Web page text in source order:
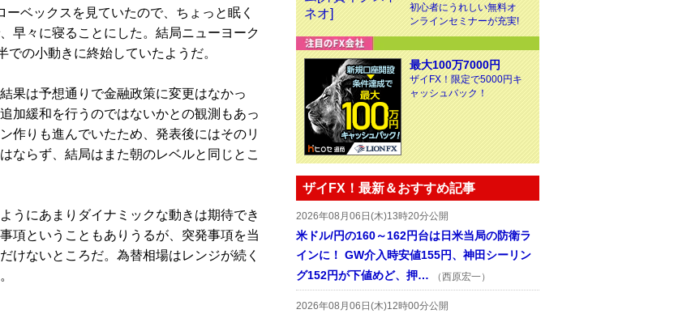
ベックスを見ていたので、ちょっと眠く
早々に寝ることにした。結局ニューヨーク
の小動きに終始していたようだ。
果は予想通りで金融政策に変更はなかっ
加緩和を行うのではないかとの観測もあっ
作りも進んでいたため、発表後にはそのリ
ならず、結局はまた朝のレベルと同じとこ
うにあまりダイナミックな動きは期待でき
項ということもありうるが、突発事項を当
けないところだ。為替相場はレンジが続く
初心者にうれしい無料オ
ンラインセミナーが充実!
最大100万7000円
ザイFX！限定で5000円キ
ャッシュバック！
ザイFX！最新＆おすすめ記事
2026年08月06日(木)13時20分公開
米ドル/円の160～162円台は日米当局の防衛ラ
インに！ GW介入時安値155円、神田シーリン
グ152円が下値めど、押…
（西原宏一）
2026年08月06日(木)12時00分公開